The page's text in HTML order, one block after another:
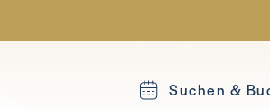
Suchen &